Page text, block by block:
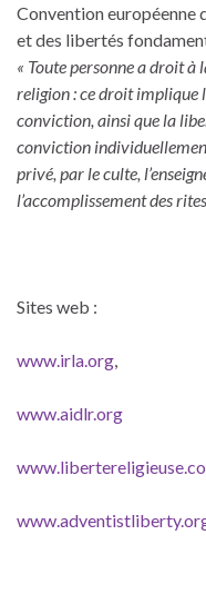
Convention européenne
et des libertés
« Toute personne a droit à
religion : ce droit implique
conviction, ainsi que la
conviction
privé, par le culte,
l’accomplissement des
Sites web :
www.irla.org
www.aidlr.org